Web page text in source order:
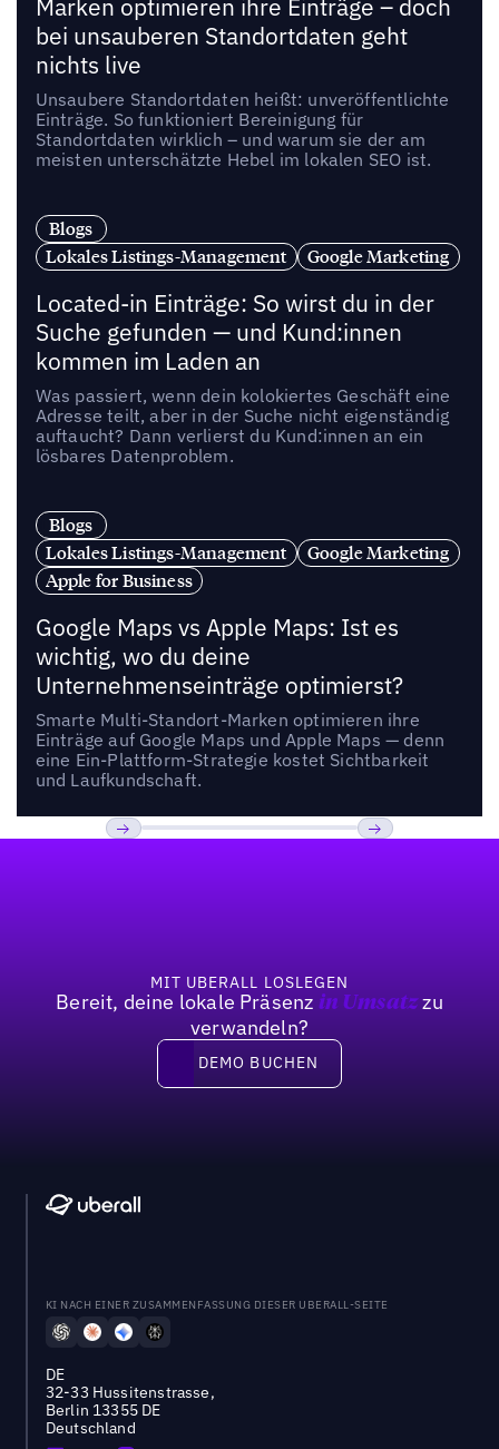
Marken optimieren ihre Einträge – doch
bei unsauberen Standortdaten geht
nichts live
Unsaubere Standortdaten heißt: unveröffentlichte
Einträge. So funktioniert Bereinigung für
Standortdaten wirklich – und warum sie der am
meisten unterschätzte Hebel im lokalen SEO ist.
Blogs
Lokales Listings-Management
Google Marketing
Located-in Einträge: So wirst du in der
Suche gefunden — und Kund:innen
kommen im Laden an
Was passiert, wenn dein kolokiertes Geschäft eine
Adresse teilt, aber in der Suche nicht eigenständig
auftaucht? Dann verlierst du Kund:innen an ein
lösbares Datenproblem.
Blogs
Lokales Listings-Management
Google Marketing
Apple for Business
Google Maps vs Apple Maps: Ist es
wichtig, wo du deine
Unternehmenseinträge optimierst?
Smarte Multi-Standort-Marken optimieren ihre
Einträge auf Google Maps und Apple Maps — denn
eine Ein-Plattform-Strategie kostet Sichtbarkeit
und Laufkundschaft.
MIT UBERALL LOSLEGEN
Bereit, deine lokale Präsenz in Umsatzzu
verwandeln?
DEMO BUCHEN
DEMO BUCHEN
KI NACH EINER ZUSAMMENFASSUNG DIESER UBERALL-SEITE
DE
32-33 Hussitenstrasse,
Berlin 13355 DE
Deutschland